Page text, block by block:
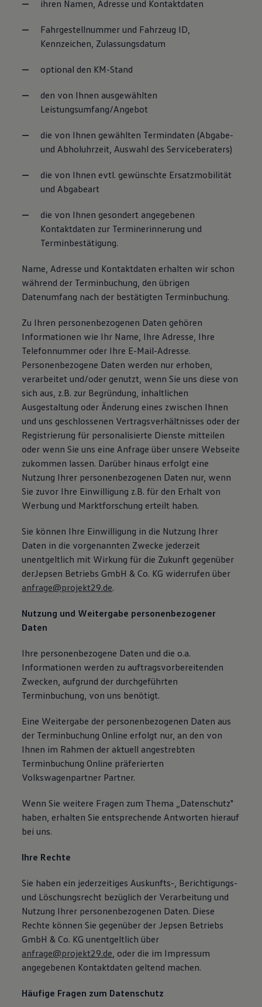
ihren Namen, Adresse und Kontaktdaten
Fahrgestellnummer und Fahrzeug ID,
Kennzeichen, Zulassungsdatum
optional den KM-Stand
den von Ihnen ausgewählten
Leistungsumfang/Angebot
die von Ihnen gewählten Termindaten (Abgabe-
und Abholuhrzeit, Auswahl des Serviceberaters)
die von Ihnen evtl. gewünschte Ersatzmobilität
und Abgabeart
die von Ihnen gesondert angegebenen
Kontaktdaten zur Terminerinnerung und
Terminbestätigung.
Name, Adresse und Kontaktdaten erhalten wir schon
während der Terminbuchung, den übrigen
Datenumfang nach der bestätigten Terminbuchung.
Zu Ihren personenbezogenen Daten gehören
Informationen wie Ihr Name, Ihre Adresse, Ihre
Telefonnummer oder Ihre E-Mail-Adresse.
Personenbezogene Daten werden nur erhoben,
verarbeitet und/oder genutzt, wenn Sie uns diese von
sich aus, z.B. zur Begründung, inhaltlichen
Ausgestaltung oder Änderung eines zwischen Ihnen
und uns geschlossenen Vertragsverhältnisses oder der
Registrierung für personalisierte Dienste mitteilen
oder wenn Sie uns eine Anfrage über unsere Webseite
zukommen lassen. Darüber hinaus erfolgt eine
Nutzung Ihrer personenbezogenen Daten nur, wenn
Sie zuvor Ihre Einwilligung z.B. für den Erhalt von
Werbung und Marktforschung erteilt haben.
Sie können Ihre Einwilligung in die Nutzung Ihrer
Daten in die vorgenannten Zwecke jederzeit
unentgeltlich mit Wirkung für die Zukunft gegenüber
derJepsen Betriebs GmbH & Co. KG widerrufen über
anfrage@projekt29.de.
Nutzung und Weitergabe personenbezogener
Daten
Ihre personenbezogene Daten und die o.a.
Informationen werden zu auftragsvorbereitenden
Zwecken, aufgrund der durchgeführten
Terminbuchung, von uns benötigt.
Eine Weitergabe der personenbezogenen Daten aus
der Terminbuchung Online erfolgt nur, an den von
Ihnen im Rahmen der aktuell angestrebten
Terminbuchung Online präferierten
Volkswagenpartner Partner.
Wenn Sie weitere Fragen zum Thema „Datenschutz"
haben, erhalten Sie entsprechende Antworten hierauf
bei uns.
Ihre Rechte
Sie haben ein jederzeitiges Auskunfts-, Berichtigungs-
und Löschungsrecht bezüglich der Verarbeitung und
Nutzung Ihrer personenbezogenen Daten. Diese
Rechte können Sie gegenüber der Jepsen Betriebs
GmbH & Co. KG unentgeltlich über
anfrage@projekt29.de, oder die im Impressum
angegebenen Kontaktdaten geltend machen.
Häufige Fragen zum Datenschutz